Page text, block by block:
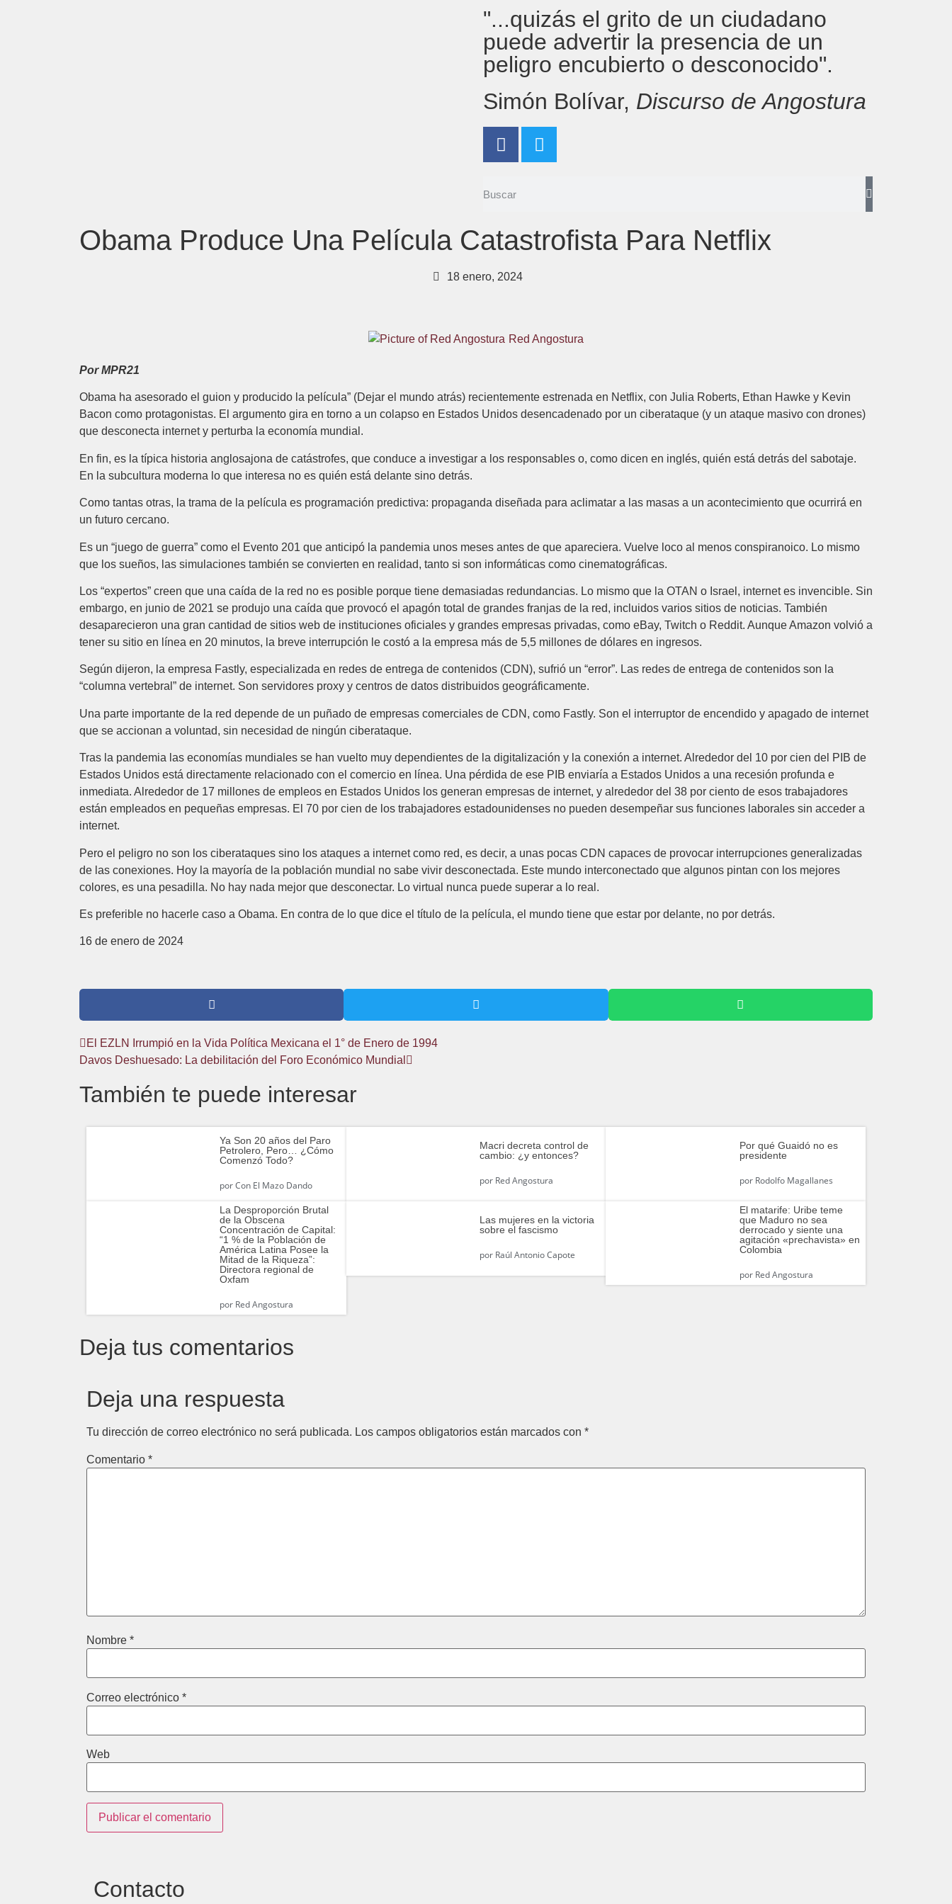
"...quizás el grito de un ciudadano
puede advertir la presencia de un
peligro encubierto o desconocido".
Simón Bolívar, Discurso de Angostura
Obama Produce Una Película Catastrofista Para Netflix
18 enero, 2024
Red Angostura
Por MPR21
Obama ha asesorado el guion y producido la película” (Dejar el mundo atrás) recientemente estrenada en Netflix, con Julia Roberts, Ethan Hawke y Kevin
Bacon como protagonistas. El argumento gira en torno a un colapso en Estados Unidos desencadenado por un ciberataque (y un ataque masivo con drones)
que desconecta internet y perturba la economía mundial.
En fin, es la típica historia anglosajona de catástrofes, que conduce a investigar a los responsables o, como dicen en inglés, quién está detrás del sabotaje.
En la subcultura moderna lo que interesa no es quién está delante sino detrás.
Como tantas otras, la trama de la película es programación predictiva: propaganda diseñada para aclimatar a las masas a un acontecimiento que ocurrirá en
un futuro cercano.
Es un “juego de guerra” como el Evento 201 que anticipó la pandemia unos meses antes de que apareciera. Vuelve loco al menos conspiranoico. Lo mismo
que los sueños, las simulaciones también se convierten en realidad, tanto si son informáticas como cinematográficas.
Los “expertos” creen que una caída de la red no es posible porque tiene demasiadas redundancias. Lo mismo que la OTAN o Israel, internet es invencible. Sin
embargo, en junio de 2021 se produjo una caída que provocó el apagón total de grandes franjas de la red, incluidos varios sitios de noticias. También
desaparecieron una gran cantidad de sitios web de instituciones oficiales y grandes empresas privadas, como eBay, Twitch o Reddit. Aunque Amazon volvió a
tener su sitio en línea en 20 minutos, la breve interrupción le costó a la empresa más de 5,5 millones de dólares en ingresos.
Según dijeron, la empresa Fastly, especializada en redes de entrega de contenidos (CDN), sufrió un “error”. Las redes de entrega de contenidos son la
“columna vertebral” de internet. Son servidores proxy y centros de datos distribuidos geográficamente.
Una parte importante de la red depende de un puñado de empresas comerciales de CDN, como Fastly. Son el interruptor de encendido y apagado de internet
que se accionan a voluntad, sin necesidad de ningún ciberataque.
Tras la pandemia las economías mundiales se han vuelto muy dependientes de la digitalización y la conexión a internet. Alrededor del 10 por cien del PIB de
Estados Unidos está directamente relacionado con el comercio en línea. Una pérdida de ese PIB enviaría a Estados Unidos a una recesión profunda e
inmediata. Alrededor de 17 millones de empleos en Estados Unidos los generan empresas de internet, y alrededor del 38 por ciento de esos trabajadores
están empleados en pequeñas empresas. El 70 por cien de los trabajadores estadounidenses no pueden desempeñar sus funciones laborales sin acceder a
internet.
Pero el peligro no son los ciberataques sino los ataques a internet como red, es decir, a unas pocas CDN capaces de provocar interrupciones generalizadas
de las conexiones. Hoy la mayoría de la población mundial no sabe vivir desconectada. Este mundo interconectado que algunos pintan con los mejores
colores, es una pesadilla. No hay nada mejor que desconectar. Lo virtual nunca puede superar a lo real.
Es preferible no hacerle caso a Obama. En contra de lo que dice el título de la película, el mundo tiene que estar por delante, no por detrás.
16 de enero de 2024
El EZLN Irrumpió en la Vida Política Mexicana el 1° de Enero de 1994
Davos Deshuesado: La debilitación del Foro Económico Mundial
También te puede interesar
Ya Son 20 años del Paro
Petrolero, Pero… ¿Cómo
Comenzó Todo?
porCon El Mazo Dando
Macri decreta control de
cambio: ¿y entonces?
porRed Angostura
Por qué Guaidó no es
presidente
porRodolfo Magallanes
La Desproporción Brutal
de la Obscena
Concentración de Capital:
“1 % de la Población de
América Latina Posee la
Mitad de la Riqueza”:
Directora regional de
Oxfam
por Red Angostura
Las mujeres en la victoria
sobre el fascismo
porRaúl Antonio Capote
El matarife: Uribe teme
que Maduro no sea
derrocado y siente una
agitación «prechavista» en
Colombia
porRed Angostura
Deja tus comentarios
Deja una respuesta
Tu dirección de correo electrónico no será publicada. Los campos obligatorios están marcados con *
Comentario *
Nombre *
Correo electrónico *
Web
Contacto